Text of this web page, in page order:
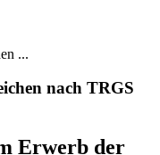
...
nach TRGS
Erwerb der